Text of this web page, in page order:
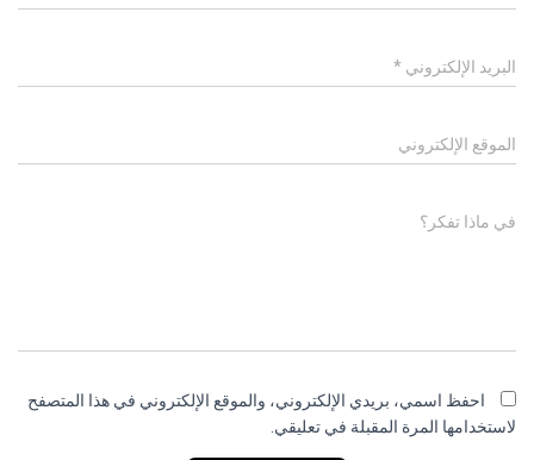
البريد الإلكتروني *
الموقع الإلكتروني
في ماذا تفكر؟
احفظ اسمي، بريدي الإلكتروني، والموقع الإلكتروني في هذا المتصفح
لاستخدامها المرة المقبلة في تعليقي.